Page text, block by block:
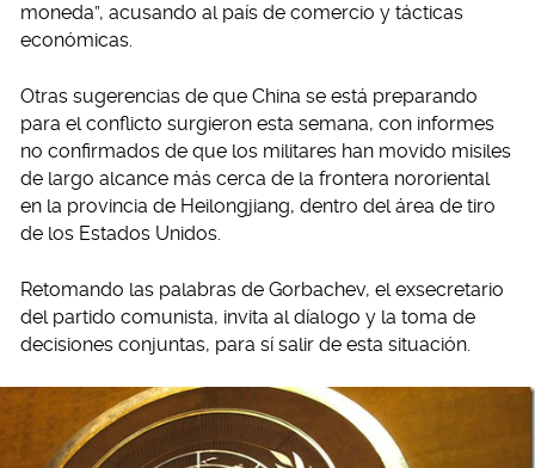
moneda”, acusando al país de comercio y tácticas
económicas.
Otras sugerencias de que China se está preparando
para el conflicto surgieron esta semana, con informes
no confirmados de que los militares han movido misiles
de largo alcance más cerca de la frontera nororiental
en la provincia de Heilongjiang, dentro del área de tiro
de los Estados Unidos.
Retomando las palabras de Gorbachev, el exsecretario
del partido comunista, invita al díalogo y la toma de
decisiones conjuntas, para sí salir de esta situación.